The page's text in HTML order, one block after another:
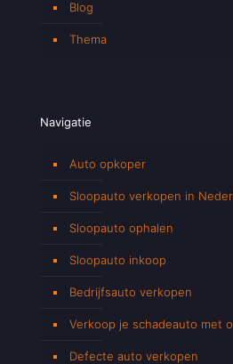
Blog
Thema
Navigatie
Auto opkoper
Sloopauto verkopen in
Sloopauto ophalen
Sloopauto inkoop
Bedrijfsauto verkopen
Verkoop je schadeauto met
Defecte auto verkopen